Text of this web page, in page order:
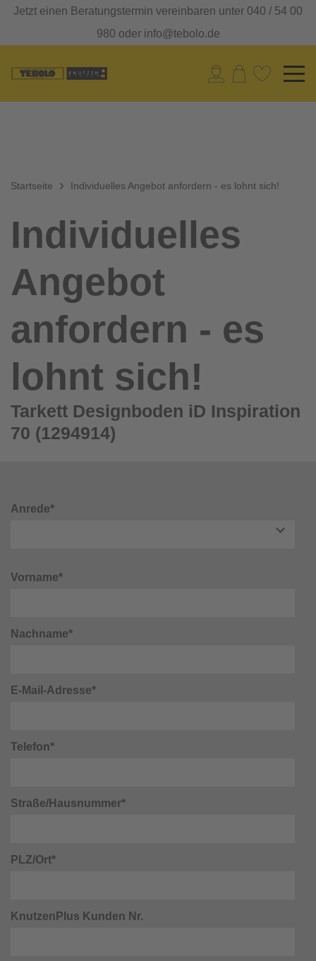
Jetzt einen Beratungstermin vereinbaren unter 040 / 54 00
980 oder info@tebolo.de
Startseite Individuelles Angebot anfordern - es lohnt sich!
Individuelles
Angebot
anfordern - es
lohnt sich!
Tarkett Designboden iD Inspiration
70 (1294914)
Anrede*
Vorname*
Nachname*
E-Mail-Adresse*
Telefon*
Straße/Hausnummer*
PLZ/Ort*
KnutzenPlus Kunden Nr.